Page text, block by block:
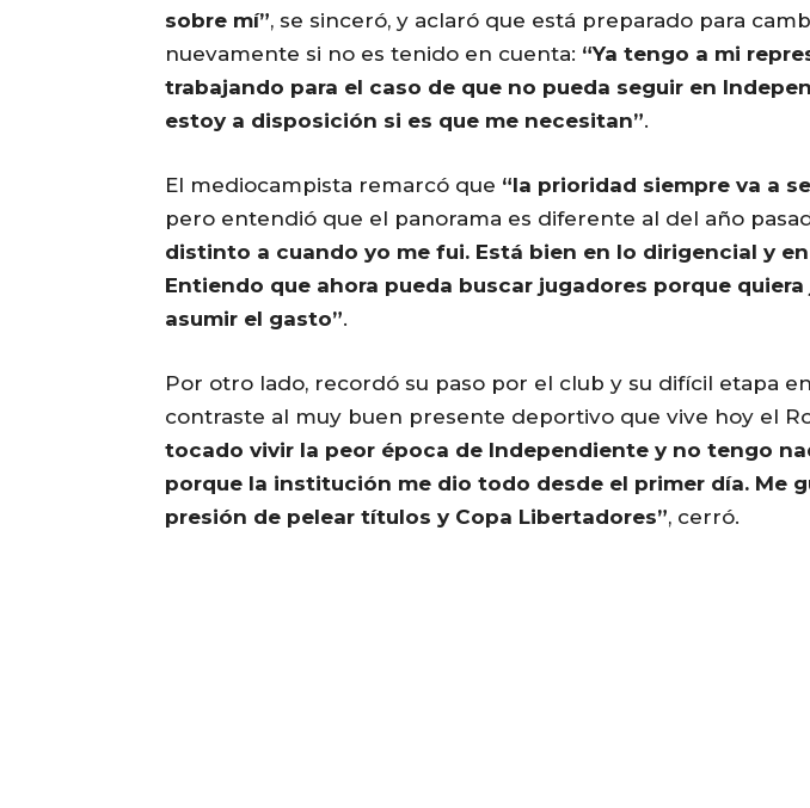
sobre mí”, se sinceró, y aclaró que está preparado para
nuevamente si no es tenido en cuenta: “Ya tengo a mi
trabajando para el caso de que no pueda seguir en
estoy a disposición si es que me necesitan”.
El mediocampista remarcó que “la prioridad siempre va a
pero entendió que el panorama es diferente al del año
distinto a cuando yo me fui. Está bien en lo dirigencial y
Entiendo que ahora pueda buscar jugadores porque quiera
asumir el gasto”.
Por otro lado, recordó su paso por el club y su difícil etapa
contraste al muy buen presente deportivo que vive hoy el
tocado vivir la peor época de Independiente y no tengo
porque la institución me dio todo desde el primer día. Me
presión de pelear títulos y Copa Libertadores”, cerró.